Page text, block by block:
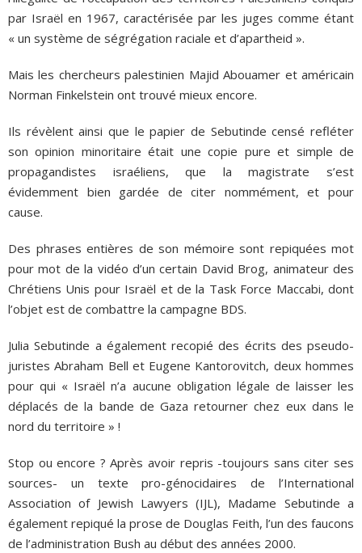
par Israël en 1967, caractérisée par les juges comme étant
« un système de ségrégation raciale et d’apartheid ».
Mais les chercheurs palestinien Majid Abouamer et américain
Norman Finkelstein ont trouvé mieux encore.
Ils révèlent ainsi que le papier de Sebutinde censé refléter
son opinion minoritaire était une copie pure et simple de
propagandistes israéliens, que la magistrate s’est
évidemment bien gardée de citer nommément, et pour
cause.
Des phrases entières de son mémoire sont repiquées mot
pour mot de la vidéo d’un certain David Brog, animateur des
Chrétiens Unis pour Israël et de la Task Force Maccabi, dont
l’objet est de combattre la campagne BDS.
Julia Sebutinde a également recopié des écrits des pseudo-
juristes Abraham Bell et Eugene Kantorovitch, deux hommes
pour qui « Israël n’a aucune obligation légale de laisser les
déplacés de la bande de Gaza retourner chez eux dans le
nord du territoire » !
Stop ou encore ? Après avoir repris -toujours sans citer ses
sources- un texte pro-génocidaires de l’International
Association of Jewish Lawyers (IJL), Madame Sebutinde a
également repiqué la prose de Douglas Feith, l’un des faucons
de l’administration Bush au début des années 2000.